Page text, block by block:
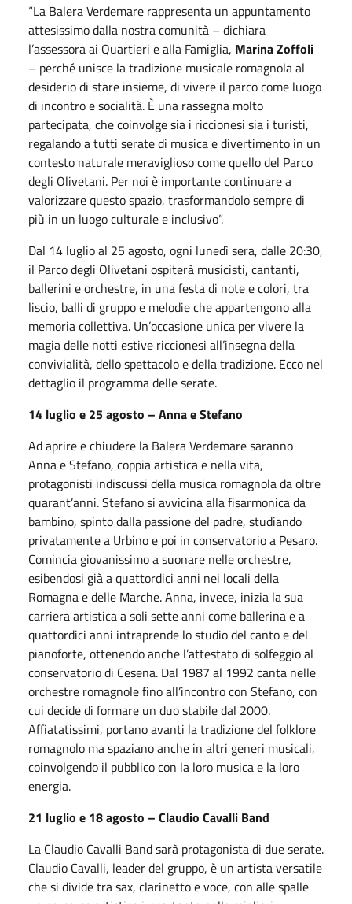
“La Balera Verdemare rappresenta un appuntamento
attesissimo dalla nostra comunità – dichiara
l’assessora ai Quartieri e alla Famiglia, Marina Zoffoli
– perché unisce la tradizione musicale romagnola al
desiderio di stare insieme, di vivere il parco come luogo
di incontro e socialità. È una rassegna molto
partecipata, che coinvolge sia i riccionesi sia i turisti,
regalando a tutti serate di musica e divertimento in un
contesto naturale meraviglioso come quello del Parco
degli Olivetani. Per noi è importante continuare a
valorizzare questo spazio, trasformandolo sempre di
più in un luogo culturale e inclusivo”.
Dal 14 luglio al 25 agosto, ogni lunedì sera, dalle 20:30,
il Parco degli Olivetani ospiterà musicisti, cantanti,
ballerini e orchestre, in una festa di note e colori, tra
liscio, balli di gruppo e melodie che appartengono alla
memoria collettiva. Un’occasione unica per vivere la
magia delle notti estive riccionesi all’insegna della
convivialità, dello spettacolo e della tradizione. Ecco nel
dettaglio il programma delle serate.
14 luglio e 25 agosto – Anna e Stefano
Ad aprire e chiudere la Balera Verdemare saranno
Anna e Stefano, coppia artistica e nella vita,
protagonisti indiscussi della musica romagnola da oltre
quarant’anni. Stefano si avvicina alla fisarmonica da
bambino, spinto dalla passione del padre, studiando
privatamente a Urbino e poi in conservatorio a Pesaro.
Comincia giovanissimo a suonare nelle orchestre,
esibendosi già a quattordici anni nei locali della
Romagna e delle Marche. Anna, invece, inizia la sua
carriera artistica a soli sette anni come ballerina e a
quattordici anni intraprende lo studio del canto e del
pianoforte, ottenendo anche l’attestato di solfeggio al
conservatorio di Cesena. Dal 1987 al 1992 canta nelle
orchestre romagnole fino all’incontro con Stefano, con
cui decide di formare un duo stabile dal 2000.
Affiatatissimi, portano avanti la tradizione del folklore
romagnolo ma spaziano anche in altri generi musicali,
coinvolgendo il pubblico con la loro musica e la loro
energia.
21 luglio e 18 agosto – Claudio Cavalli Band
La Claudio Cavalli Band sarà protagonista di due serate.
Claudio Cavalli, leader del gruppo, è un artista versatile
che si divide tra sax, clarinetto e voce, con alle spalle